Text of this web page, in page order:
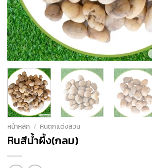
หน้าหลัก / หินตกแต่งสวน
หินสีน้ำผึ้ง(กลม)